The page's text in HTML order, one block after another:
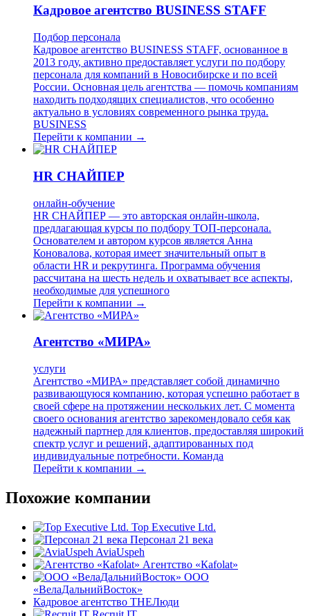
Кадровое агентство BUSINESS STAFF
Подбор персонала
Кадровое агентство BUSINESS STAFF, основанное в
2013 году, активно предоставляет услуги по подбору
персонала для компаний в Новосибирске и по всей
России. Основная цель агентства — помочь компаниям
находить подходящих специалистов, что особенно
актуально в условиях современного рынка труда.
BUSINESS
Перейти к компании →
HR СНАЙПЕР
онлайн-обучение
HR СНАЙПЕР — это авторская онлайн-школа,
предлагающая курсы по подбору ТОП-персонала.
Основателем и автором курсов является Анна
Коновалова, которая имеет значительный опыт в
области HR и рекрутинга. Программа обучения
рассчитана на шесть недель и охватывает все аспекты,
необходимые для успешного
Перейти к компании →
Агентство «МИРА»
услуги
Агентство «МИРА» представляет собой динамично
развивающуюся компанию, которая успешно работает в
своей сфере на протяжении нескольких лет. С момента
своего основания агентство зарекомендовало себя как
надежный партнер для клиентов, предоставляя широкий
спектр услуг и решений, адаптированных под
индивидуальные потребности. Команда
Перейти к компании →
Похожие компании
Top Executive Ltd.
Персонал 21 века
AviaUspeh
Агентство «Каfоlat»
ООО
«ВелаДальнийВосток»
Кадровое агентство THEЛюди